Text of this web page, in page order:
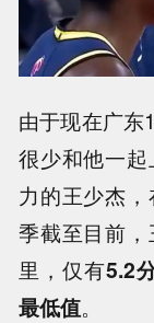
由于现在广东
很少和他一
力的王少杰
季截至目前
里，仅有5.2
最低值。